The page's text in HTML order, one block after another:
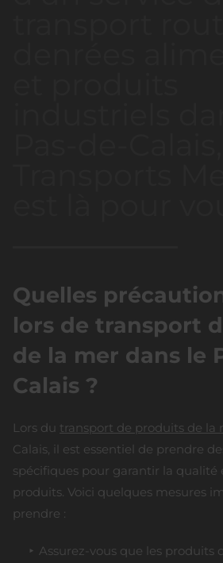
Quelles
lors de transport
de la mer dans le
Calais ?
Lors du transport de produits de la
Calais, il est essentiel de prendre
spécifiques pour garantir la qualité
produits. Voici quelques mesures
prendre :
Assurez-vous que les produits